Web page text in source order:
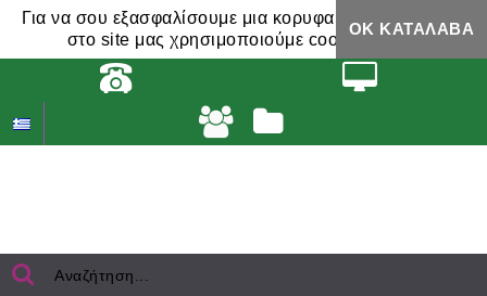
Για να σου εξασφαλίσουμε μια κορυφαία εμπειρία,
στο site μας χρησιμοποιούμε cookies.
ΟΚ ΚΑΤΆΛΑΒΑ